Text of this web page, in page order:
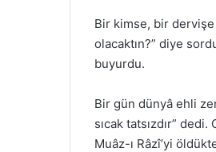
Bir kimse, bir
olacaktın?” diye
buyurdu.
Bir gün dünyâ ehli
sıcak tatsızdır”
Muâz-ı Râzî’yi